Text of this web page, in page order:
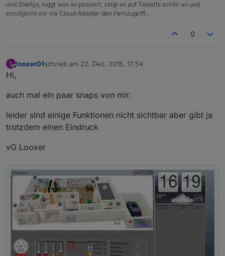
und Shellys, loggt was so passiert, zeigt es auf Tabletts schön an und
ermöglicht mir via Cloud Adapter den Fernzugriff...
0
L looxer01schrieb am 22. Dez. 2015, 17:54
zuletzt editiert von
Hi,
auch mal ein paar snaps von mir.
leider sind einige Funktionen nicht sichtbar aber gibt ja
trotzdem einen Eindruck
vG Looxer